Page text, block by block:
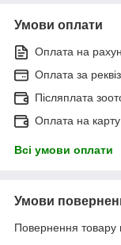
Умови оплати
Оплата на
Оплата за
Післяплата
Оплата на
Всі умови оплати
Умови
Повернення товару